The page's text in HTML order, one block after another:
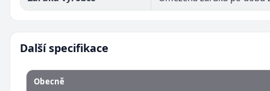
Další specifikace
Obecně